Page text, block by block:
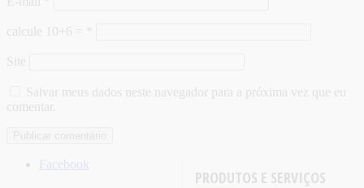
calcule 10+6 =
Site
Salvar meus dados neste navegador para a próxima vez que eu
comentar.
PRODUTOS E SERVIÇOS
Facebook